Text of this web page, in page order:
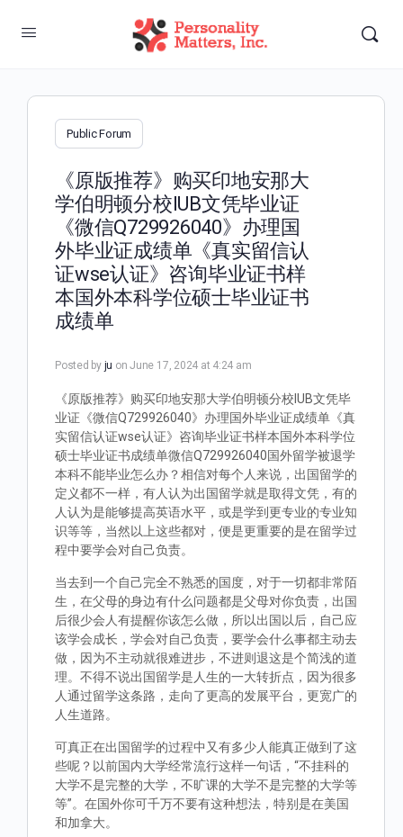
Public Forum
《原版推荐》购买印地安那大
学伯明顿分校IUB文凭毕业证
《微信Q729926040》办理国
外毕业证成绩单《真实留信认
证wse认证》咨询毕业证书样
本国外本科学位硕士毕业证书
成绩单
Posted by ju on June 17, 2024 at 4:24 am
《原版推荐》购买印地安那大学伯明顿分校IUB文凭毕
业证《微信Q729926040》办理国外毕业证成绩单《真
实留信认证wse认证》咨询毕业证书样本国外本科学位
硕士毕业证书成绩单微信Q729926040国外留学被退学
本科不能毕业怎么办？相信对每个人来说，出国留学的
定义都不一样，有人认为出国留学就是取得文凭，有的
人认为是能够提高英语水平，或是学到更专业的专业知
识等等，当然以上这些都对，便是更重要的是在留学过
程中要学会对自己负责。
当去到一个自己完全不熟悉的国度，对于一切都非常陌
生，在父母的身边有什么问题都是父母对你负责，出国
后很少会人有提醒你该怎么做，所以出国以后，自己应
该学会成长，学会对自己负责，要学会什么事都主动去
做，因为不主动就很难进步，不进则退这是个简浅的道
理。不得不说出国留学是人生的一大转折点，因为很多
人通过留学这条路，走向了更高的发展平台，更宽广的
人生道路。
可真正在出国留学的过程中又有多少人能真正做到了这
些呢？以前国内大学经常流行这样一句话，“不挂科的
大学不是完整的大学，不旷课的大学不是完整的大学等
等”。在国外你可千万不要有这种想法，特别是在美国
和加拿大。